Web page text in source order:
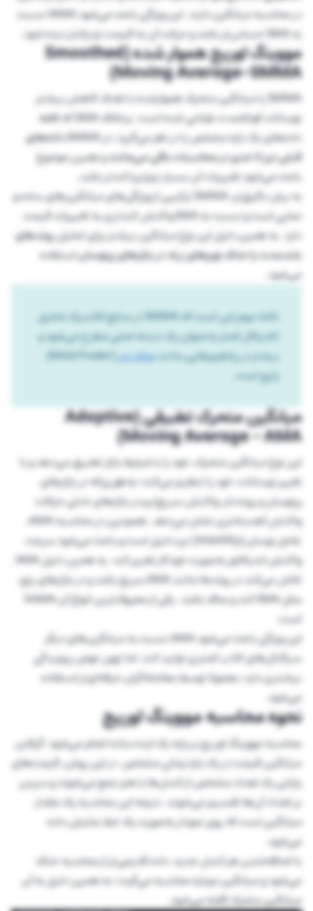
در محاسبه میانگین دارند. این ویژگی باعث می‌شود WMA نسبت
به SMA حساس‌تر باشد و حرکت آن به قیمت نزدیک‌تر دیده شود.
مووینگ اوریج هموار شده (Smoothed
Moving Average-SMMA)
SMMA یا میانگین متحرک هموارشده با هدف کاهش بیشتر
نوسانات کوتاه‌مدت طراحی شده است. برخلاف SMA که فقط
داده‌های یک بازه مشخص را در نظر می‌گیرد، در SMMA
داده‌های
قبلی نیز تا حدی در محاسبات باقی می‌مانندو همین موضوع
باعث می‌شود تغییرات آن بسیار نرم‌تر و کندتر باشد.
به بیان دقیق‌تر، SMMA ترکیبی از ویژگی‌های میانگین‌های ساده و
نمایی است و نسبت به EMA واکنش کندتری به تغییرات قیمت
دارد. به همین دلیل این نوع میانگین بیشتر برای تحلیلروندهای
بلندمدت یا حذف نویزهای زیاد در بازارهای پرنوساناستفاده
می‌شود.
نکته مهم این است که SMMA در منابع کلاسیک تحلیل
تکنیکال کمتر به‌عنوان یک دسته اصلی مطرح می‌شود و
بیشتر در پلتفرم‌هایی مانندمتاتریدر
(MetaTrader)
رایج است.
میانگین متحرک تطبیقی (Adaptive
Moving Average – AMA)
این نوع میانگین متحرک، خود را با شرایط بازار تطبیق می‌دهد و با
تغییر نوسانات، خود را تنظیم می‌کند؛ به‌طوری‌که در بازارهای
پرنوسان و رونددار، واکنش سریع‌تر و در بازارهای خنثی حرکات
واکنش آهسته‌تری نشان می‌دهد. همچنین در محاسبه AMA،
عامل نوسان (Volatility) نیز دخیل است و باعث می‌شود سرعت
واکنش اندیکاتور به‌صورت خودکار تغییر کند. به همین دلیل AMA
تلاش می‌کند در روندها مانند EMA سریع باشد و در بازارهای رنج،
مثل SMA کند و صاف باشد. یکی از معروف‌ترین انواع آن KAMA
است.
این ویژگی باعث می‌شود AMA نسبت به میانگین‌های دیگر
سیگنال‌های کاذب کمتری تولید کند، اما چون عوض پیچیدگی
بیشتری دارد، معمولا توسط معامله‌گران حرفه‌ای‌تر استفاده
می‌شود.
نحوه محاسبه مووینگ اوریج
محاسبه مووینگ اوریج بر پایه یک ایده ساده انجام می‌شود: گرفتن
میانگین قیمت در یک بازه زمانی مشخص. در این روش، قیمت‌های
پایانی یک تعداد مشخص از کندل‌ها با هم جمع می‌شوند و سپس
بر تعداد آن‌ها تقسیم می‌شوند. نتیجه این محاسبه یک مقدار
میانگین است که روی نمودار به‌صورت یک خط نمایش داده
می‌شود.
با اضافه‌شدن هر کندل جدید، داده قدیمی‌تر از محاسبه حذف
می‌شود و میانگین دوباره محاسبه می‌گردد؛ به همین دلیل به آن
میانگین متحرک گفته می‌شود.